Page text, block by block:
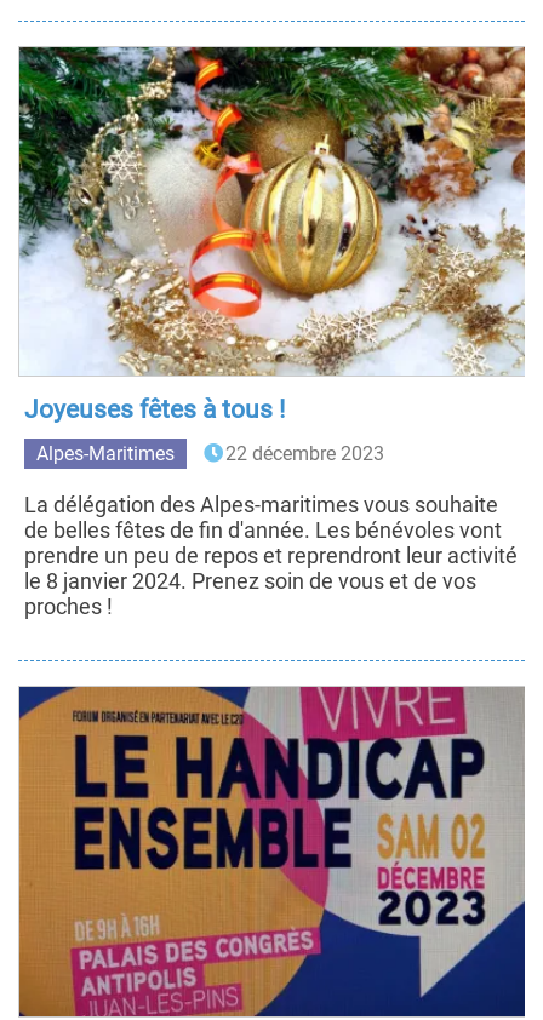
Joyeuses fêtes à tous !
Alpes-Maritimes 22 décembre 2023
La délégation des Alpes-maritimes vous souhaite
de belles fêtes de fin d'année. Les bénévoles vont
prendre un peu de repos et reprendront leur activité
le 8 janvier 2024. Prenez soin de vous et de vos
proches !